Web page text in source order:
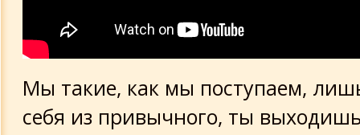
Мы такие, как мы поступаем,
себя из привычного, ты